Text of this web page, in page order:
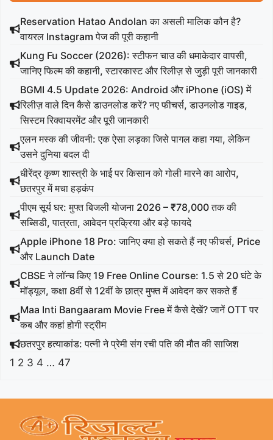
Reservation Hatao Andolan का असली मालिक कौन है?
वायरल Instagram पेज की पूरी कहानी
Kung Fu Soccer (2026): स्टीफन चाउ की धमाकेदार वापसी,
जानिए फिल्म की कहानी, स्टारकास्ट और रिलीज़ से जुड़ी पूरी जानकारी
BGMI 4.5 Update 2026: Android और iPhone (iOS) में
रिलीज़ वाले दिन कैसे डाउनलोड करें? नए फीचर्स, डाउनलोड गाइड,
सिस्टम रिक्वायरमेंट और पूरी जानकारी
एलन मस्क की जीवनी: एक ऐसा लड़का जिसे पागल कहा गया, लेकिन
उसने दुनिया बदल दी
धीरेंद्र कृष्ण शास्त्री के भाई पर किसान को गोली मारने का आरोप,
छतरपुर में मचा हड़कंप
पीएम सूर्य घर: मुफ्त बिजली योजना 2026 – ₹78,000 तक की
सब्सिडी, पात्रता, आवेदन प्रक्रिया और बड़े फायदे
Apple iPhone 18 Pro: जानिए क्या हो सकते हैं नए फीचर्स, Price
और Launch Date
CBSE ने लॉन्च किए 19 Free Online Course: 1.5 से 20 घंटे के
मॉड्यूल, कक्षा 8वीं से 12वीं के छात्र मुफ्त में आवेदन कर सकते हैं
Maa Inti Bangaaram Movie Free में कैसे देखें? जानें OTT पर
कब और कहां होगी स्ट्रीम
छतरपुर हत्याकांड: पत्नी ने प्रेमी संग रची पति की मौत की साजिश
1 2 3 4 … 47